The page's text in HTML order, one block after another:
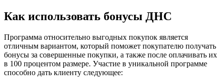
Как использовать бонусы ДНС
Программа относительно выгодных покупок является
отличным вариантом, который поможет покупателю получать
бонусы за совершенные покупки, а также после оплачивать их
в 100 процентом размере. Участие в уникальной программе
способно дать клиенту следующее: